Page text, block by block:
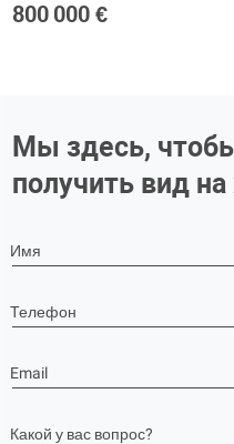
800 000 €
Мы здесь,
получить вид
Имя
Телефон
Email
Какой у вас вопрос?